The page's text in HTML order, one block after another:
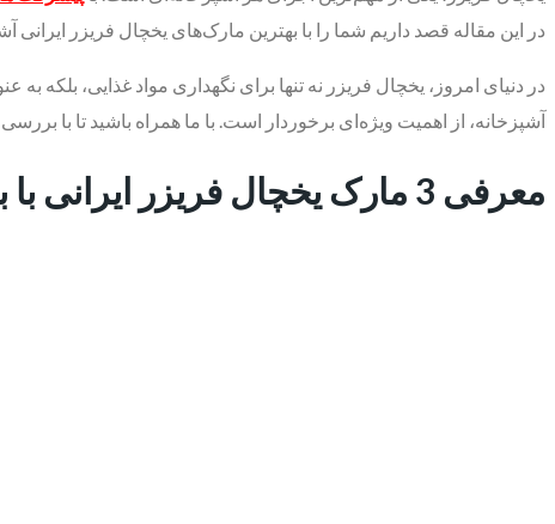
در این مقاله قصد داریم شما را با بهترین مارک‌های یخچال فریزر ایرانی
در دنیای امروز، یخچال فریزر نه تنها برای نگهداری مواد غذایی،
آشپزخانه، از اهمیت ویژه‌ای برخوردار است. با ما همراه باشید تا با
معرفی 3 مارک یخچال فریزر ایرانی با بهترین کیفیت